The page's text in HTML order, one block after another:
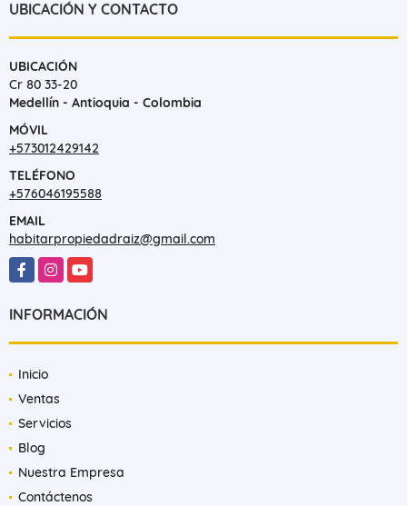
UBICACIÓN Y CONTACTO
UBICACIÓN
Cr 80 33-20
Medellín - Antioquia - Colombia
MÓVIL
+573012429142
TELÉFONO
+576046195588
EMAIL
habitarpropiedadraiz@gmail.com
FacebookInstagram
YouTube
INFORMACIÓN
Inicio
Ventas
Servicios
Blog
Nuestra Empresa
Contáctenos